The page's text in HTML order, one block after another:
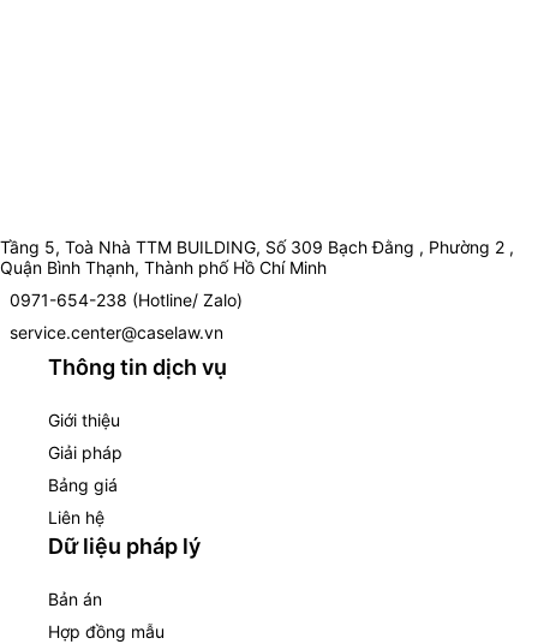
Tầng 5, Toà Nhà TTM BUILDING, Số 309 Bạch Đằng , Phường 2 ,
Quận Bình Thạnh, Thành phố Hồ Chí Minh
0971-654-238 (Hotline/ Zalo)
service.center@caselaw.vn
Thông tin dịch vụ
Giới thiệu
Giải pháp
Bảng giá
Liên hệ
Dữ liệu pháp lý
Bản án
Hợp đồng mẫu